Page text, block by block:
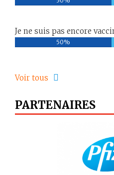
Je ne suis pas encore
50%
Voir tous
PARTENAIRES